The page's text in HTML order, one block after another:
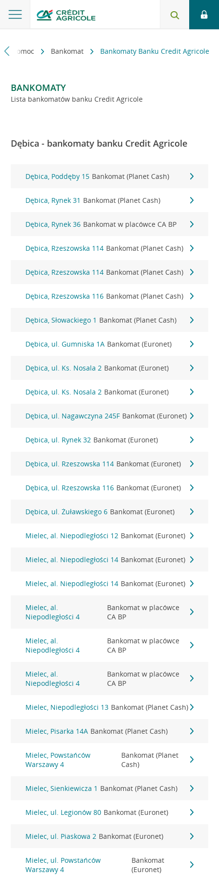
i pomoc Bankomat Bankomaty Banku Credit Agricole
BANKOMATY
Lista bankomatów banku Credit Agricole
Dębica - bankomaty banku Credit Agricole
Dębica, Poddęby 15 Bankomat (Planet Cash)
Dębica, Rynek 31 Bankomat (Planet Cash)
Dębica, Rynek 36 Bankomat w placówce CA BP
Dębica, Rzeszowska 114 Bankomat (Planet Cash)
Dębica, Rzeszowska 114 Bankomat (Planet Cash)
Dębica, Rzeszowska 116 Bankomat (Planet Cash)
Dębica, Słowackiego 1 Bankomat (Planet Cash)
Dębica, ul. Gumniska 1A Bankomat (Euronet)
Dębica, ul. Ks. Nosala 2 Bankomat (Euronet)
Dębica, ul. Ks. Nosala 2 Bankomat (Euronet)
Dębica, ul. Nagawczyna 245F Bankomat (Euronet)
Dębica, ul. Rynek 32 Bankomat (Euronet)
Dębica, ul. Rzeszowska 114 Bankomat (Euronet)
Dębica, ul. Rzeszowska 116 Bankomat (Euronet)
Dębica, ul. Żuławskiego 6 Bankomat (Euronet)
Mielec, al. Niepodległości 12 Bankomat (Euronet)
Mielec, al. Niepodległości 14 Bankomat (Euronet)
Mielec, al. Niepodległości 14 Bankomat (Euronet)
Mielec, al.
Niepodległości 4
Bankomat w placówce
CA BP
Mielec, al.
Niepodległości 4
Bankomat w placówce
CA BP
Mielec, al.
Niepodległości 4
Bankomat w placówce
CA BP
Mielec, Niepodległości 13 Bankomat (Planet Cash)
Mielec, Pisarka 14A Bankomat (Planet Cash)
Mielec, Powstańców
Warszawy 4
Bankomat (Planet
Cash)
Mielec, Sienkiewicza 1 Bankomat (Planet Cash)
Mielec, ul. Legionów 80 Bankomat (Euronet)
Mielec, ul. Piaskowa 2 Bankomat (Euronet)
Mielec, ul. Powstańców
Warszawy 4
Bankomat
(Euronet)